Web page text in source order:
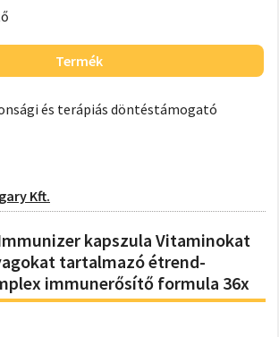
Termék
és terápiás döntéstámogató
Kft.
kapszula Vitaminokat
tartalmazó étrend-
immunerősítő formula 36x